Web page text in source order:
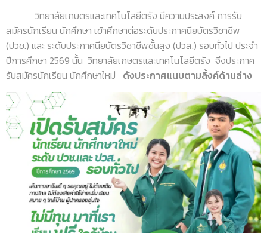
วิทยาลัยเกษตรและเทคโนโลยีตรัง มีความประสงค์ การรับ
สมัครนักเรียน นักศึกษา เข้าศึกษาต่อระดับประกาศนียบัตรวิชาชีพ
(ปวช.) และ ระดับประกาศนียบัตรวิชาชีพชั้นสูง (ปวส.) รอบทั่วไป ประจำ
ปีการศึกษา 2569 นั้น วิทยาลัยเกษตรและเทคโนโลยีตรัง จึงประกาศ
รับสมัครนักเรียน นักศึกษาใหม่ ดังประกาศแนบตามลิ้งค์ด้านล่าง